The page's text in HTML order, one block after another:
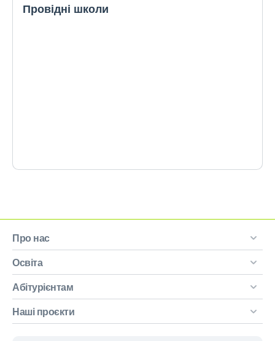
Провідні школи
Про нас
Освіта
Абітурієнтам
Наші проєкти